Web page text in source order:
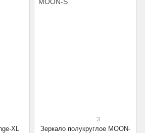
XL
3
Зеркало полукруглое MOON-